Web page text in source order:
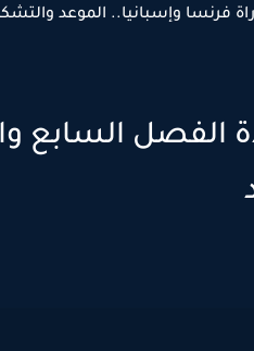
فرنسا وإسبانيا.. الموعد